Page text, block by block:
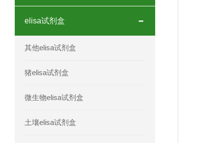
人蓝氏贾第虫(GL)elisa试剂盒厂家直销
elisa试剂盒
其他elisa试剂盒
猪elisa试剂盒
微生物elisa试剂盒
土壤elisa试剂盒